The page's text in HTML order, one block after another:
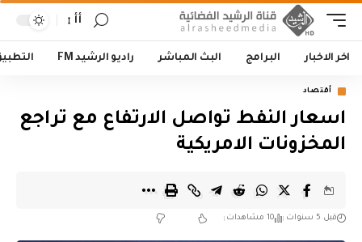
أأ
اخر الاخبار البرامج البث المباشر راديو الرشيد FM
أقتصاد
اسعار النفط تواصل الارتفاع مع تراجع
المخزونات الامريكية
قبل 5 سنوات 10 مشاهدات